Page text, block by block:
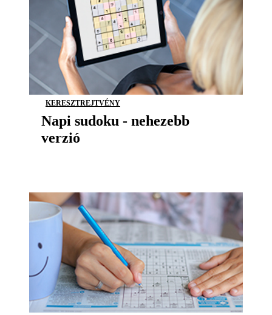
KERESZTREJTVÉNY
Napi sudoku - nehezebb
verzió